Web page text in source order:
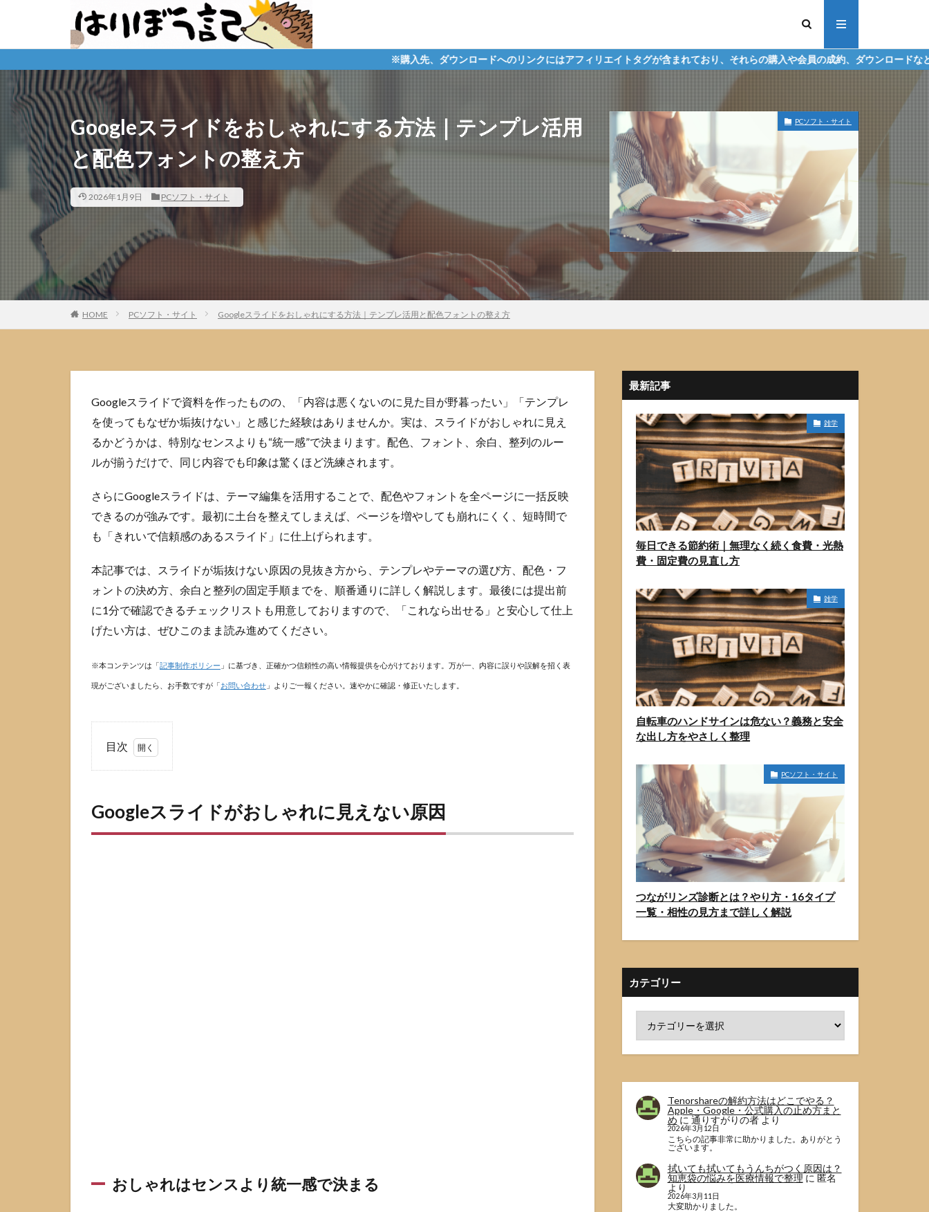
※購入先、ダウンロードへのリンクにはアフィリエイトタグが含まれており、それらの購入や会員の成約、ダウンロードなどからの収益化を行
Googleスライドをおしゃれにする方法｜テンプレ活用
と配色フォントの整え方
2026年1月9日 PCソフト・サイト
PCソフト・サイト
HOME PCソフト・サイト Googleスライドをおしゃれにする方法｜テンプレ活用と配色フォントの整え方
Googleスライドで資料を作ったものの、「内容は悪くないのに見た目が野暮ったい」「テンプレ
を使ってもなぜか垢抜けない」と感じた経験はありませんか。実は、スライドがおしゃれに見え
るかどうかは、特別なセンスよりも“統一感”で決まります。配色、フォント、余白、整列のルー
ルが揃うだけで、同じ内容でも印象は驚くほど洗練されます。
さらにGoogleスライドは、テーマ編集を活用することで、配色やフォントを全ページに一括反映
できるのが強みです。最初に土台を整えてしまえば、ページを増やしても崩れにくく、短時間で
も「きれいで信頼感のあるスライド」に仕上げられます。
本記事では、スライドが垢抜けない原因の見抜き方から、テンプレやテーマの選び方、配色・フ
ォントの決め方、余白と整列の固定手順までを、順番通りに詳しく解説します。最後には提出前
に1分で確認できるチェックリストも用意しておりますので、「これなら出せる」と安心して仕上
げたい方は、ぜひこのまま読み進めてください。
※本コンテンツは「記事制作ポリシー 」に基づき、正確かつ信頼性の高い情報提供を心がけております。万が一、内容に誤りや誤解を招く表
現がございましたら、お手数ですが「お問い合わせ 」よりご一報ください。速やかに確認・修正いたします。
目次
ドがお
Google
Googleスライドがおしゃれに見えない原因
おしゃれはセンスより統一感で決まる
最新記事
雑学
毎日できる節約術｜無理なく続く食費・光熱
費・固定費の見直し方
雑学
自転車のハンドサインは危ない？義務と安全
な出し方をやさしく整理
PCソフト・サイト
つながリンズ診断とは？やり方・16タイプ
一覧・相性の見方まで詳しく解説
カテゴリー
Tenorshareの解約方法はどこでやる？
Apple・Google・公式購入の止め方まと
め に 通りすがりの者より
2026年3月12日
こちらの記事非常に助かりました。ありがとう
ございます。
拭いても拭いてもうんちがつく原因は？
知恵袋の悩みを医療情報で整理 に 匿名
より
2026年3月11日
大変助かりました。